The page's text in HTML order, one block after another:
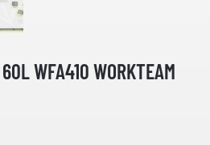
WFA410 WORKTEAM